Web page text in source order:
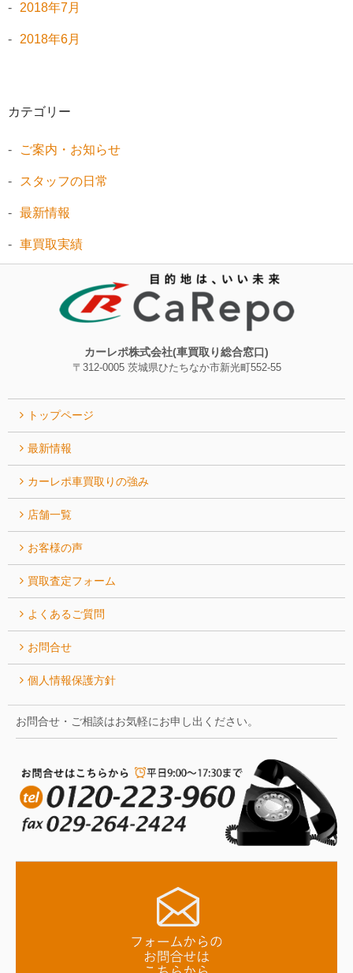
2018年7月
2018年6月
カテゴリー
ご案内・お知らせ
スタッフの日常
最新情報
車買取実績
カーレポ株式会社(車買取り総合窓口)
〒312-0005 茨城県ひたちなか市新光町552-55
トップページ
最新情報
カーレポ⾞買取りの強み
店舗一覧
お客様の声
買取査定フォーム
よくあるご質問
お問合せ
個人情報保護方針
お問合せ・ご相談はお気軽にお申し出ください。